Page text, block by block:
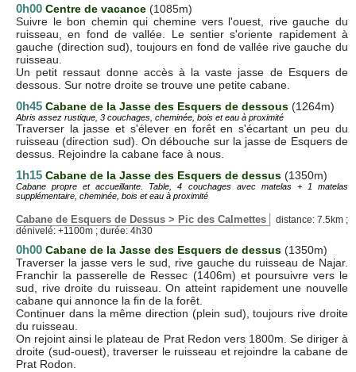
0h00 Centre de vacance (1085m)
Suivre le bon chemin qui chemine vers l'ouest, rive gauche du
ruisseau, en fond de vallée. Le sentier s'oriente rapidement à
gauche (direction sud), toujours en fond de vallée rive gauche du
ruisseau.
Un petit ressaut donne accès à la vaste jasse de Esquers de
dessous. Sur notre droite se trouve une petite cabane.
0h45 Cabane de la Jasse des Esquers de dessous (1264m)
Abris assez rustique, 3 couchages, cheminée, bois et eau à proximité
Traverser la jasse et s'élever en forêt en s'écartant un peu du
ruisseau (direction sud). On débouche sur la jasse de Esquers de
dessus. Rejoindre la cabane face à nous.
1h15 Cabane de la Jasse des Esquers de dessus (1350m)
Cabane propre et accueillante. Table, 4 couchages avec matelas + 1 matelas
supplémentaire, cheminée, bois et eau à proximité
Cabane de Esquers de Dessus > Pic des Calmettes
distance: 7.5km ;
dénivelé: +1100m ; durée: 4h30
0h00 Cabane de la Jasse des Esquers de dessus (1350m)
Traverser la jasse vers le sud, rive gauche du ruisseau de Najar.
Franchir la passerelle de Ressec (1406m) et poursuivre vers le
sud, rive droite du ruisseau. On atteint rapidement une nouvelle
cabane qui annonce la fin de la forêt.
Continuer dans la même direction (plein sud), toujours rive droite
du ruisseau.
On rejoint ainsi le plateau de Prat Redon vers 1800m. Se diriger à
droite (sud-ouest), traverser le ruisseau et rejoindre la cabane de
Prat Rodon.